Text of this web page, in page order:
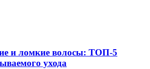
и ломкие волосы: ТОП-5
ухода